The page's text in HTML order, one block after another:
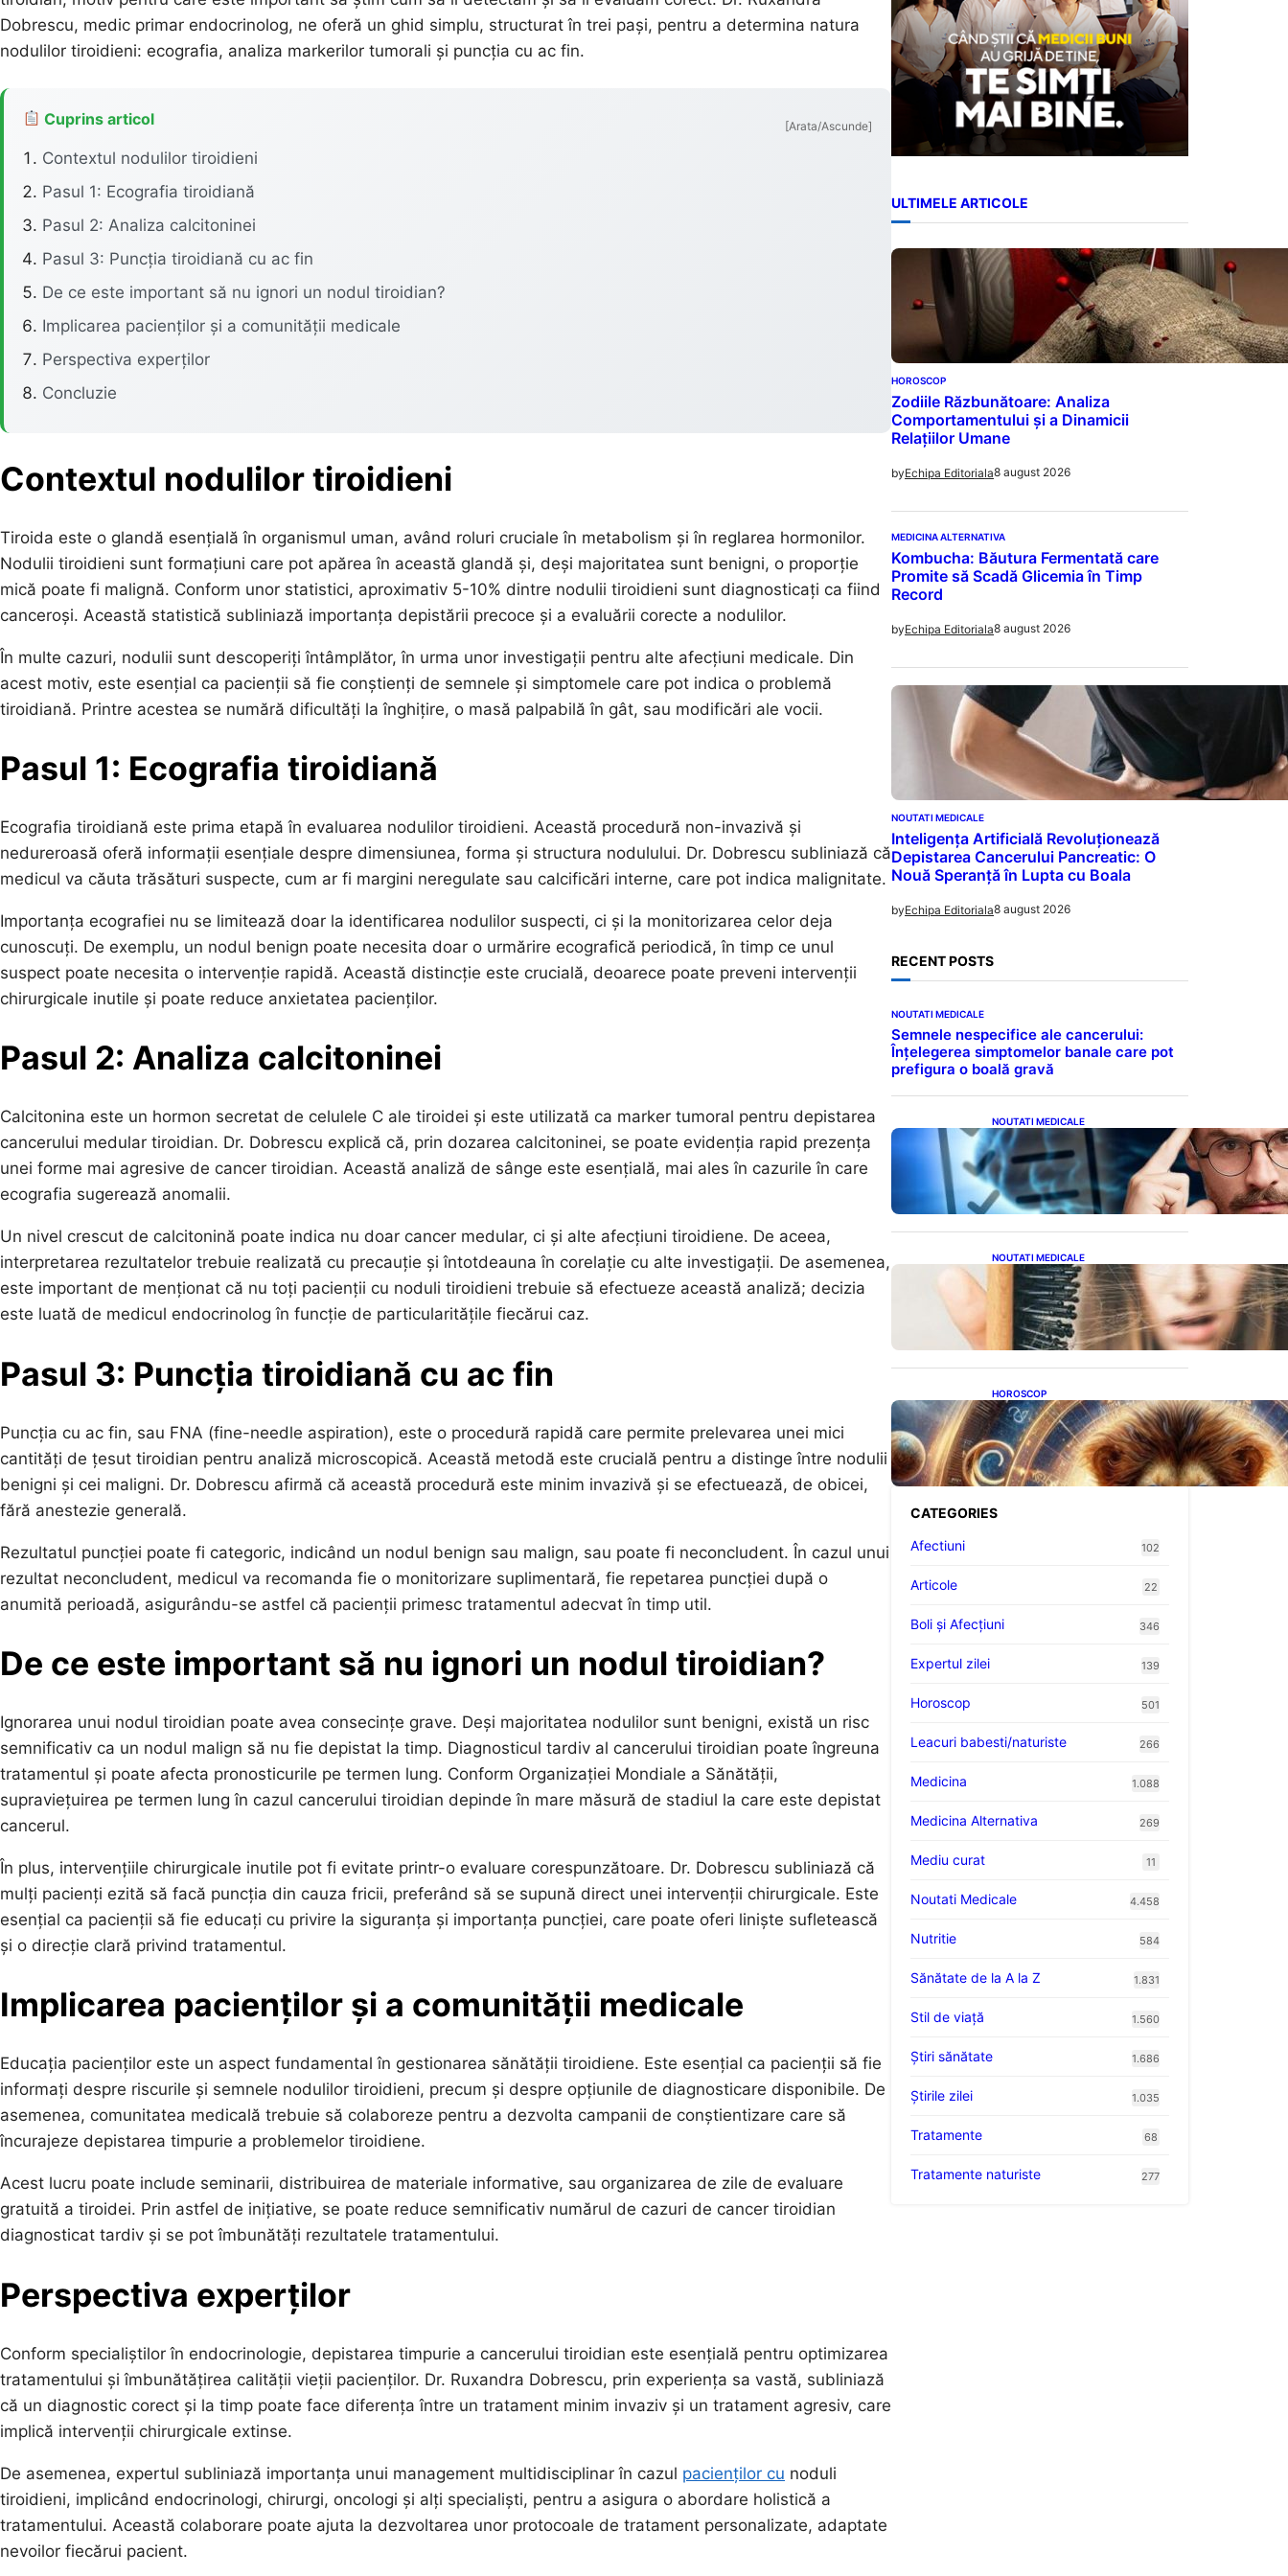
Dobrescu, medic primar endocrinolog, ne oferă un ghid simplu, structurat în trei pași, pentru a determina natura
nodulilor tiroidieni: ecografia, analiza markerilor tumorali și puncția cu ac fin.
Cuprins articol [Arata/Ascunde]
Contextul nodulilor tiroidieni
Pasul 1: Ecografia tiroidiană
Pasul 2: Analiza calcitoninei
Pasul 3: Puncția tiroidiană cu ac fin
De ce este important să nu ignori un nodul tiroidian?
Implicarea pacienților și a comunității medicale
Perspectiva experților
Concluzie
Contextul nodulilor tiroidieni
Tiroida este o glandă esențială în organismul uman, având roluri cruciale în metabolism și în reglarea hormonilor.
Nodulii tiroidieni sunt formațiuni care pot apărea în această glandă și, deși majoritatea sunt benigni, o proporție
mică poate fi malignă. Conform unor statistici, aproximativ 5-10% dintre nodulii tiroidieni sunt diagnosticați ca fiind
canceroși. Această statistică subliniază importanța depistării precoce și a evaluării corecte a nodulilor.
În multe cazuri, nodulii sunt descoperiți întâmplător, în urma unor investigații pentru alte afecțiuni medicale. Din
acest motiv, este esențial ca pacienții să fie conștienți de semnele și simptomele care pot indica o problemă
tiroidiană. Printre acestea se numără dificultăți la înghițire, o masă palpabilă în gât, sau modificări ale vocii.
Pasul 1: Ecografia tiroidiană
Ecografia tiroidiană este prima etapă în evaluarea nodulilor tiroidieni. Această procedură non-invazivă și
nedureroasă oferă informații esențiale despre dimensiunea, forma și structura nodulului. Dr. Dobrescu subliniază că
medicul va căuta trăsături suspecte, cum ar fi margini neregulate sau calcificări interne, care pot indica malignitate.
Importanța ecografiei nu se limitează doar la identificarea nodulilor suspecti, ci și la monitorizarea celor deja
cunoscuți. De exemplu, un nodul benign poate necesita doar o urmărire ecografică periodică, în timp ce unul
suspect poate necesita o intervenție rapidă. Această distincție este crucială, deoarece poate preveni intervenții
chirurgicale inutile și poate reduce anxietatea pacienților.
Pasul 2: Analiza calcitoninei
Calcitonina este un hormon secretat de celulele C ale tiroidei și este utilizată ca marker tumoral pentru depistarea
cancerului medular tiroidian. Dr. Dobrescu explică că, prin dozarea calcitoninei, se poate evidenția rapid prezența
unei forme mai agresive de cancer tiroidian. Această analiză de sânge este esențială, mai ales în cazurile în care
ecografia sugerează anomalii.
Un nivel crescut de calcitonină poate indica nu doar cancer medular, ci și alte afecțiuni tiroidiene. De aceea,
interpretarea rezultatelor trebuie realizată cu precauție și întotdeauna în corelație cu alte investigații. De asemenea,
este important de menționat că nu toți pacienții cu noduli tiroidieni trebuie să efectueze această analiză; decizia
este luată de medicul endocrinolog în funcție de particularitățile fiecărui caz.
Pasul 3: Puncția tiroidiană cu ac fin
Puncția cu ac fin, sau FNA (fine-needle aspiration), este o procedură rapidă care permite prelevarea unei mici
cantități de țesut tiroidian pentru analiză microscopică. Această metodă este crucială pentru a distinge între nodulii
benigni și cei maligni. Dr. Dobrescu afirmă că această procedură este minim invazivă și se efectuează, de obicei,
fără anestezie generală.
Rezultatul puncției poate fi categoric, indicând un nodul benign sau malign, sau poate fi neconcludent. În cazul unui
rezultat neconcludent, medicul va recomanda fie o monitorizare suplimentară, fie repetarea puncției după o
anumită perioadă, asigurându-se astfel că pacienții primesc tratamentul adecvat în timp util.
De ce este important să nu ignori un nodul tiroidian?
Ignorarea unui nodul tiroidian poate avea consecințe grave. Deși majoritatea nodulilor sunt benigni, există un risc
semnificativ ca un nodul malign să nu fie depistat la timp. Diagnosticul tardiv al cancerului tiroidian poate îngreuna
tratamentul și poate afecta pronosticurile pe termen lung. Conform Organizației Mondiale a Sănătății,
supraviețuirea pe termen lung în cazul cancerului tiroidian depinde în mare măsură de stadiul la care este depistat
cancerul.
În plus, intervențiile chirurgicale inutile pot fi evitate printr-o evaluare corespunzătoare. Dr. Dobrescu subliniază că
mulți pacienți ezită să facă puncția din cauza fricii, preferând să se supună direct unei intervenții chirurgicale. Este
esențial ca pacienții să fie educați cu privire la siguranța și importanța puncției, care poate oferi liniște sufletească
și o direcție clară privind tratamentul.
Implicarea pacienților și a comunității medicale
Educația pacienților este un aspect fundamental în gestionarea sănătății tiroidiene. Este esențial ca pacienții să fie
informați despre riscurile și semnele nodulilor tiroidieni, precum și despre opțiunile de diagnosticare disponibile. De
asemenea, comunitatea medicală trebuie să colaboreze pentru a dezvolta campanii de conștientizare care să
încurajeze depistarea timpurie a problemelor tiroidiene.
Acest lucru poate include seminarii, distribuirea de materiale informative, sau organizarea de zile de evaluare
gratuită a tiroidei. Prin astfel de inițiative, se poate reduce semnificativ numărul de cazuri de cancer tiroidian
diagnosticat tardiv și se pot îmbunătăți rezultatele tratamentului.
Perspectiva experților
Conform specialiștilor în endocrinologie, depistarea timpurie a cancerului tiroidian este esențială pentru optimizarea
tratamentului și îmbunătățirea calității vieții pacienților. Dr. Ruxandra Dobrescu, prin experiența sa vastă, subliniază
că un diagnostic corect și la timp poate face diferența între un tratament minim invaziv și un tratament agresiv, care
implică intervenții chirurgicale extinse.
De asemenea, expertul subliniază importanța unui management multidisciplinar în cazul pacienților cu noduli
tiroidieni, implicând endocrinologi, chirurgi, oncologi și alți specialiști, pentru a asigura o abordare holistică a
tratamentului. Această colaborare poate ajuta la dezvoltarea unor protocoale de tratament personalizate, adaptate
nevoilor fiecărui pacient.
ULTIMELE ARTICOLE
HOROSCOP
Zodiile Răzbunătoare: Analiza
Comportamentului și a Dinamicii
Relațiilor Umane
byEchipa Editoriala8 august 2026
MEDICINA ALTERNATIVA
Kombucha: Băutura Fermentată care
Promite să Scadă Glicemia în Timp
Record
byEchipa Editoriala8 august 2026
NOUTATI MEDICALE
Inteligența Artificială Revoluționează
Depistarea Cancerului Pancreatic: O
Nouă Speranță în Lupta cu Boala
byEchipa Editoriala8 august 2026
RECENT POSTS
NOUTATI MEDICALE
Semnele nespecifice ale cancerului:
Înțelegerea simptomelor banale care pot
prefigura o boală gravă
NOUTATI MEDICALE
Inteligența dincolo de note:
Semnele unui IQ ridicat
care nu țin de școală
NOUTATI MEDICALE
Semnele unei deficiențe de
proteine: Impactul asupra
sănătății tale
HOROSCOP
Portalul Leului 8/8:
Oportunități de Abundență
pentru Cinci Zodii în 2026
CATEGORIES
Afectiuni
102
Articole 22
Boli și Afecțiuni 346
Expertul zilei 139
Horoscop 501
Leacuri babesti/naturiste 266
Medicina 1.088
Medicina Alternativa 269
Mediu curat 11
Noutati Medicale 4.458
Nutritie 584
Sănătate de la A la Z 1.831
Stil de viaţă 1.560
Ştiri sănătate 1.686
Știrile zilei 1.035
Tratamente 68
Tratamente naturiste 277